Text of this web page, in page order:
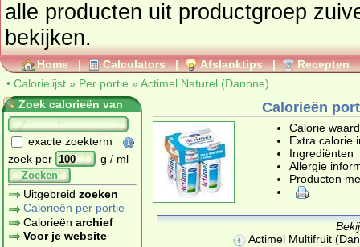
alle producten uit productgroep
bekijken.
Home | Calculators | Afslanktips | Recepten
• Calorielijst » Per portie » Actimel Naturel (Danone)
Zoek calorieën van
exacte zoekterm
zoek per
g / ml
Zoeken
Uitgebreid zoeken
Calorieën per portie
Calorieën archief
Voor je website
Calorieën
Calorie
Extra calorie
Ingrediënten
Allergie
Producten
Actimel Multifruit